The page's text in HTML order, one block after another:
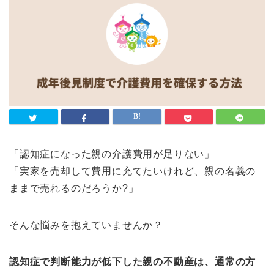
「認知症になった親の介護費用が足りない」
「実家を売却して費用に充てたいけれど、親の名義の
ままで売れるのだろうか?」
そんな悩みを抱えていませんか？
認知症で判断能力が低下した親の不動産は、通常の方